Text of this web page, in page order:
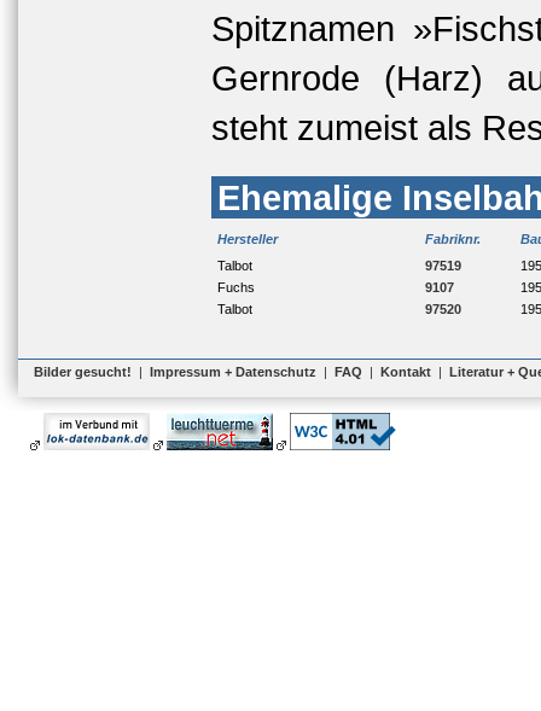
Spitznamen
Gernrode (Harz)
steht zumeist als
Ehemalige
Hersteller Fabriknr.
Talbot
97519
Fuchs
9107
Talbot
97520
Bilder gesucht! | Impressum + Datenschutz | FAQ | Kontakt | Literatur +